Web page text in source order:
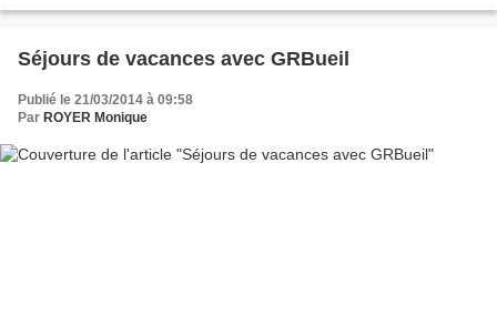
Séjours de vacances avec GRBueil
Publié le 21/03/2014 à 09:58
Par ROYER Monique